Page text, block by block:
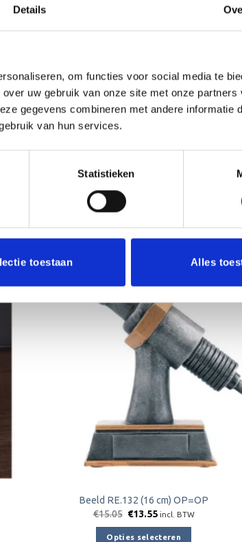
Details
om functies voor social media te
uw gebruik van onze site met onze partners
gegevens combineren met andere informatie
van hun services.
Statistieken
toestaan Alles
of als een leuk cadeau om uit
een aluminium plaatje.Op de beker zelf
logo of afbeelding. Deze kun je uploaden
Aanbieding!
verlanglijst
Beeld RE.132 (16 cm) OP=OP
€15.05 Oorspronkelijke
€13.55Huidige
is:
incl. BTW
Opties selecteren